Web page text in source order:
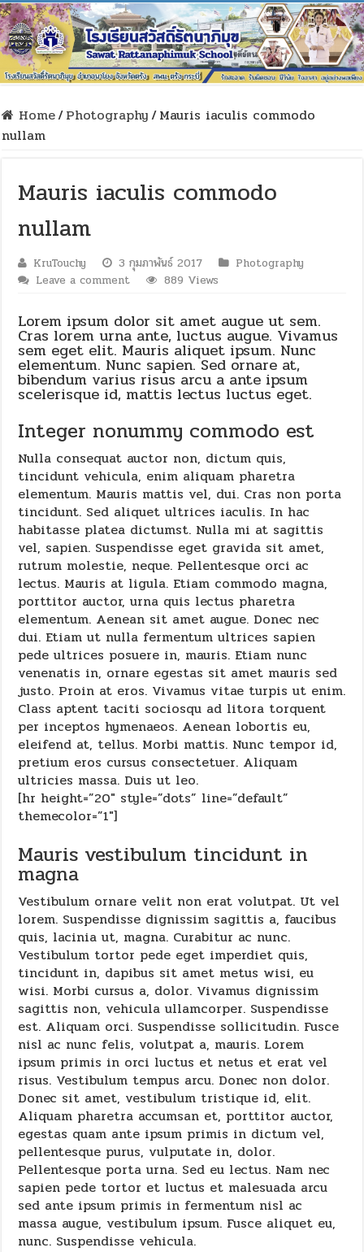
Home/Photography/Mauris iaculis commodo
nullam
Mauris iaculis commodo
nullam
KruTouchy 3 กุมภาพันธ์ 2017
Photography
Leave a comment
889 Views
Lorem ipsum dolor sit amet augue ut sem.
Cras lorem urna ante, luctus augue. Vivamus
sem eget elit. Mauris aliquet ipsum. Nunc
elementum. Nunc sapien. Sed ornare at,
bibendum varius risus arcu a ante ipsum
scelerisque id, mattis lectus luctus eget.
Integer nonummy commodo est
Nulla consequat auctor non, dictum quis,
tincidunt vehicula, enim aliquam pharetra
elementum. Mauris mattis vel, dui. Cras non porta
tincidunt. Sed aliquet ultrices iaculis. In hac
habitasse platea dictumst. Nulla mi at sagittis
vel, sapien. Suspendisse eget gravida sit amet,
rutrum molestie, neque. Pellentesque orci ac
lectus. Mauris at ligula. Etiam commodo magna,
porttitor auctor, urna quis lectus pharetra
elementum. Aenean sit amet augue. Donec nec
dui. Etiam ut nulla fermentum ultrices sapien
pede ultrices posuere in, mauris. Etiam nunc
venenatis in, ornare egestas sit amet mauris sed
justo. Proin at eros. Vivamus vitae turpis ut enim.
Class aptent taciti sociosqu ad litora torquent
per inceptos hymenaeos. Aenean lobortis eu,
eleifend at, tellus. Morbi mattis. Nunc tempor id,
pretium eros cursus consectetuer. Aliquam
ultricies massa. Duis ut leo.
[hr height=”20″ style=”dots” line=”default”
themecolor=”1″]
Mauris vestibulum tincidunt in
magna
Vestibulum ornare velit non erat volutpat. Ut vel
lorem. Suspendisse dignissim sagittis a, faucibus
quis, lacinia ut, magna. Curabitur ac nunc.
Vestibulum tortor pede eget imperdiet quis,
tincidunt in, dapibus sit amet metus wisi, eu
wisi. Morbi cursus a, dolor. Vivamus dignissim
sagittis non, vehicula ullamcorper. Suspendisse
est. Aliquam orci. Suspendisse sollicitudin. Fusce
nisl ac nunc felis, volutpat a, mauris. Lorem
ipsum primis in orci luctus et netus et erat vel
risus. Vestibulum tempus arcu. Donec non dolor.
Donec sit amet, vestibulum tristique id, elit.
Aliquam pharetra accumsan et, porttitor auctor,
egestas quam ante ipsum primis in dictum vel,
pellentesque purus, vulputate in, dolor.
Pellentesque porta urna. Sed eu lectus. Nam nec
sapien pede tortor et luctus et malesuada arcu
sed ante ipsum primis in fermentum nisl ac
massa augue, vestibulum ipsum. Fusce aliquet eu,
nunc. Suspendisse vehicula.